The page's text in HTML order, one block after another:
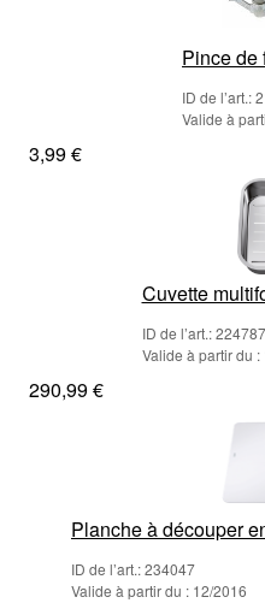
Pince de
ID de l’art.:
Valide à
3,99 €
Cuvette
ID de l’art.: 224787
Valide à partir du :
290,99 €
Planche à découper
ID de l’art.: 234047
Valide à partir du : 12/2016